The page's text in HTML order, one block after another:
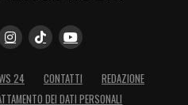
24 CONTATTI
REDAZIONE
DEI DATI PERSONALI